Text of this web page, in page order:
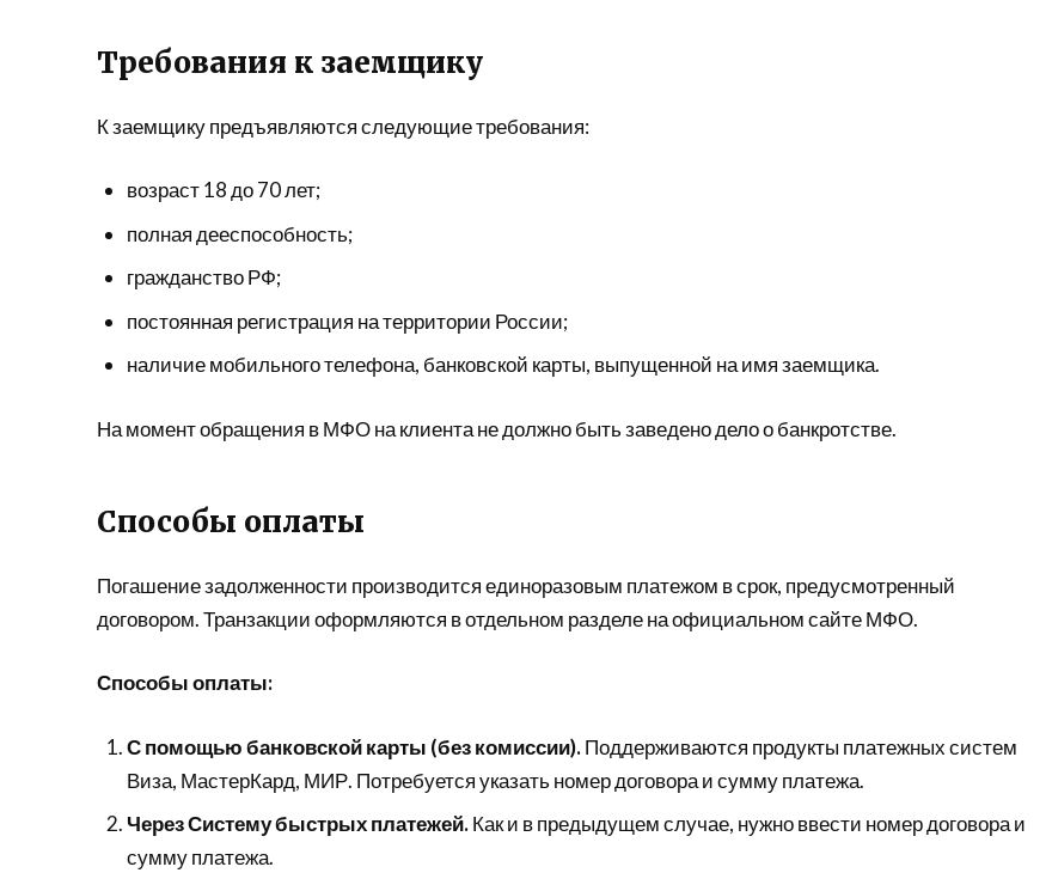
Требования к заемщику
К заемщику предъявляются следующие требования:
возраст 18 до 70 лет;
полная дееспособность;
гражданство РФ;
постоянная регистрация на территории России;
наличие мобильного телефона, банковской карты, выпущенной на имя заемщика.
На момент обращения в МФО на клиента не должно быть заведено дело о банкротстве.
Способы оплаты
Погашение задолженности производится единоразовым платежом в срок, предусмотренный
договором. Транзакции оформляются в отдельном разделе на официальном сайте МФО.
Способы оплаты:
С помощью банковской карты (без комиссии).Поддерживаются продукты платежных систем
Виза, МастерКард, МИР. Потребуется указать номер договора и сумму платежа.
Через Систему быстрых платежей.Как и в предыдущем случае, нужно ввести номер договора и
сумму платежа.